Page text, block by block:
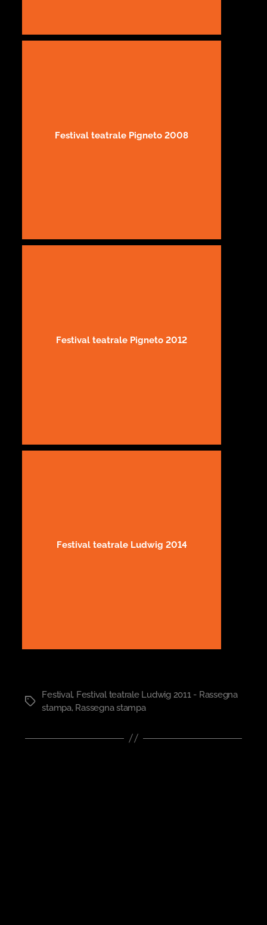
Festival teatrale Pigneto 2008
Festival teatrale Pigneto 2012
Festival teatrale Ludwig 2014
Tag
Festival, Festival teatrale Ludwig 2011 - Rassegna
stampa, Rassegna stampa